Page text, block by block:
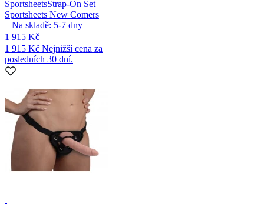
SportsheetsStrap-On Set
Sportsheets New Comers
Na skladě: 5-7 dny
1 915 Kč
1 915 Kč Nejnižší cena za
posledních 30 dní.